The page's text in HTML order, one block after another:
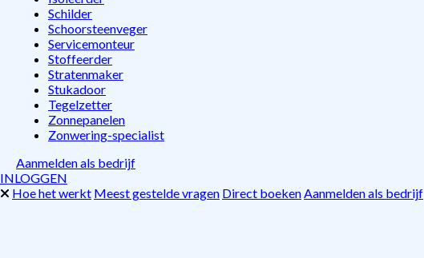
Schilder
Schoorsteenveger
Servicemonteur
Stoffeerder
Stratenmaker
Stukadoor
Tegelzetter
Zonnepanelen
Zonwering-specialist
Aanmelden als bedrijf
INLOGGEN
Hoe het werkt Meest gestelde vragen Direct boekenAanmelden als bedrijf